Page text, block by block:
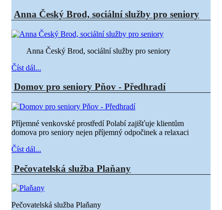
Anna Český Brod, sociální služby pro seniory
Anna Český Brod, sociální služby pro seniory
Číst dál...
Domov pro seniory Pňov - Předhradí
Příjemné venkovské prostředí Polabí zajišťuje klientům
domova pro seniory nejen příjemný odpočinek a relaxaci
Číst dál...
Pečovatelská služba Plaňany
Pečovatelská služba Plaňany